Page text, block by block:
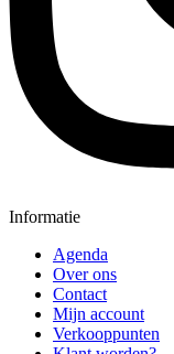
Informatie
Agenda
Over ons
Contact
Mijn account
Verkooppunten